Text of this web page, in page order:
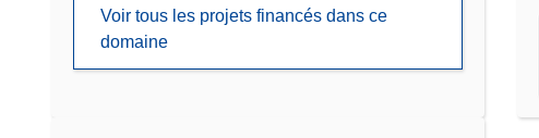
Voir tous les projets financés dans ce
domaine